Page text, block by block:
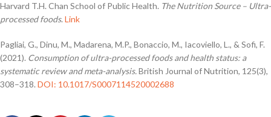
Harvard T.H. Chan School of Public Health. The Nutrition Source – Ultra-
processed foods. Link
Pagliai, G., Dinu, M., Madarena, M.P., Bonaccio, M., Iacoviello, L., & Sofi, F.
(2021). Consumption of ultra-processed foods and health status: a
systematic review and meta-analysis.British Journal of Nutrition, 125(3),
308–318. DOI: 10.1017/S0007114520002688